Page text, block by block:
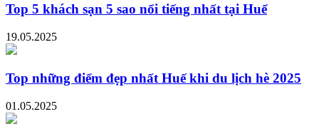
Top 5 khách sạn 5 sao nổi tiếng nhất tại Huế
19.05.2025
Top những điểm đẹp nhất Huế khi du lịch hè 2025
01.05.2025